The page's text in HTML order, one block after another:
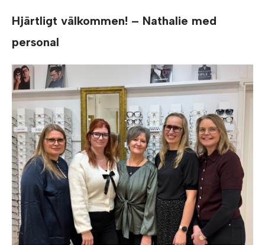
Hjärtligt välkommen! – Nathalie med
personal